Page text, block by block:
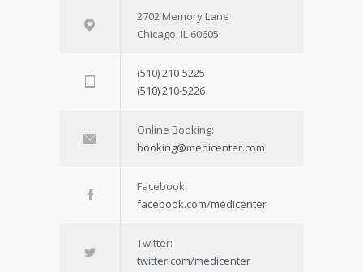
2702 Memory Lane
Chicago, IL 60605
(510) 210-5225
(510) 210-5226
Online Booking:
booking@medicenter.com
Facebook:
facebook.com/medicenter
Twitter:
twitter.com/medicenter